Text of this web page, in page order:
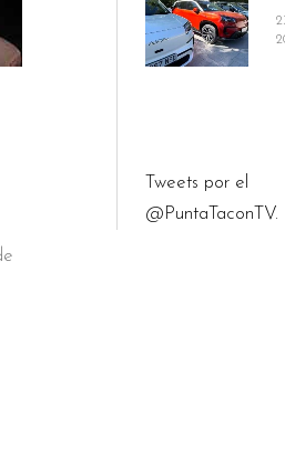
Tweets por el
@PuntaTaconTV.